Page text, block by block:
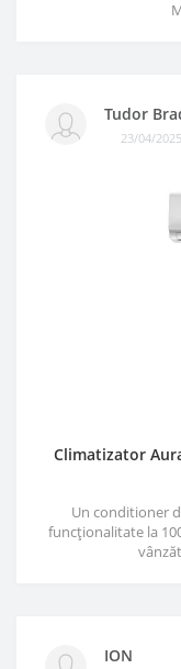
Tudor
23/04/2025
Climatizator
Un conditioner
funcționalitate la
ION